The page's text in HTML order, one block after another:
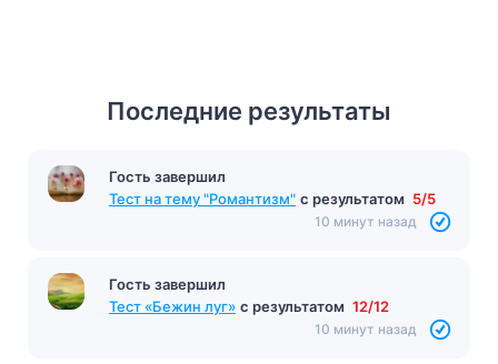
Последние результаты
Гость завершил
Тест на тему "Романтизм" с результатом 5/5
10 минут назад
Гость завершил
Тест «Бежин луг» с результатом 12/12
10 минут назад